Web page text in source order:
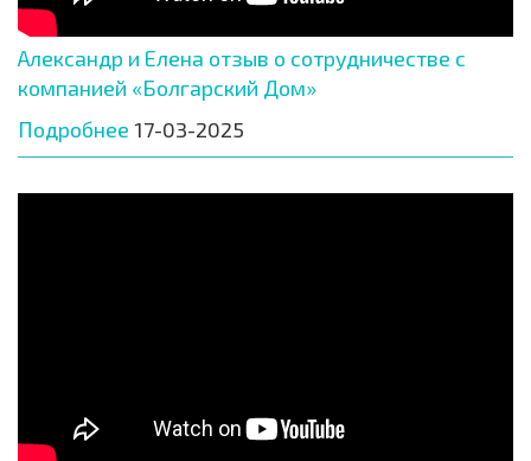
Александр и Елена отзыв о сотрудничестве с
компанией «Болгарский Дом»
Подробнее 17-03-2025